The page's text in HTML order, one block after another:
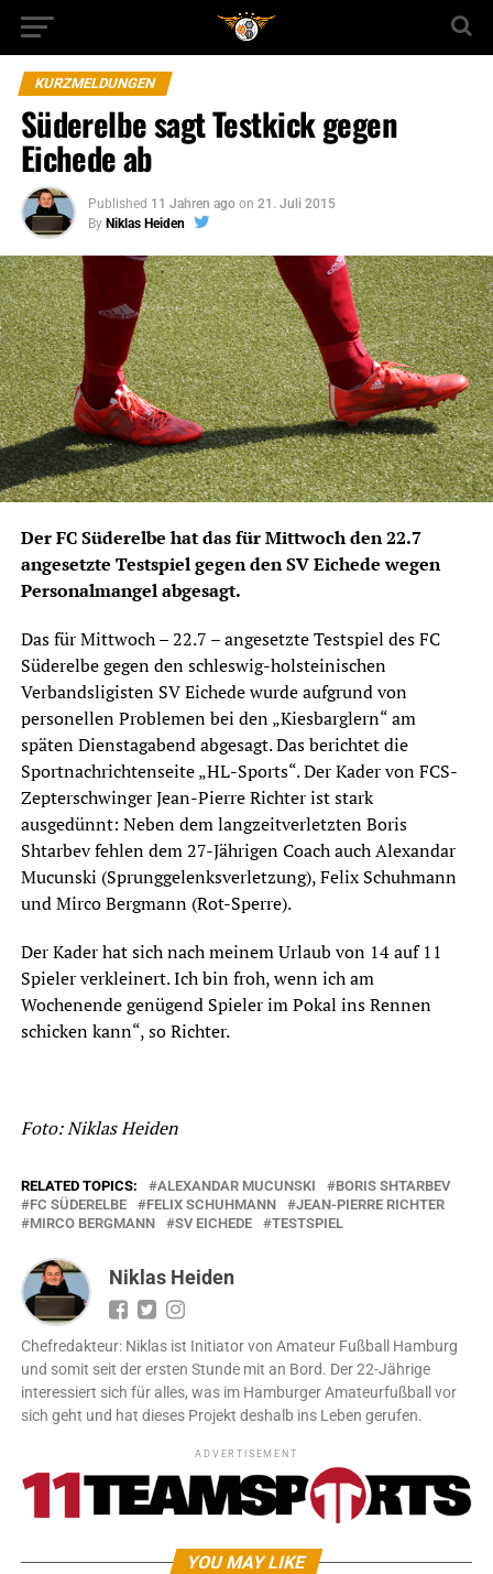
KURZMELDUNGEN
Süderelbe sagt Testkick gegen
Eichede ab
Published 11 Jahren ago on 21. Juli 2015
By Niklas Heiden
Der FC Süderelbe hat das für Mittwoch den 22.7
angesetzte Testspiel gegen den SV Eichede wegen
Personalmangel abgesagt.
Das für Mittwoch – 22.7 – angesetzte Testspiel des FC
Süderelbe gegen den schleswig-holsteinischen
Verbandsligisten SV Eichede wurde aufgrund von
personellen Problemen bei den „Kiesbarglern“ am
späten Dienstagabend abgesagt. Das berichtet die
Sportnachrichtenseite „HL-Sports“. Der Kader von FCS-
Zepterschwinger Jean-Pierre Richter ist stark
ausgedünnt: Neben dem langzeitverletzten Boris
Shtarbev fehlen dem 27-Jährigen Coach auch Alexandar
Mucunski (Sprunggelenksverletzung), Felix Schuhmann
und Mirco Bergmann (Rot-Sperre).
Der Kader hat sich nach meinem Urlaub von 14 auf 11
Spieler verkleinert. Ich bin froh, wenn ich am
Wochenende genügend Spieler im Pokal ins Rennen
schicken kann“, so Richter.
Foto: Niklas Heiden
RELATED TOPICS: ALEXANDAR MUCUNSKI
BORIS SHTARBEV
FC SÜDERELBE
FELIX SCHUHMANN
JEAN-PIERRE RICHTER
MIRCO BERGMANN
SV EICHEDE TESTSPIEL
Niklas Heiden
Chefredakteur: Niklas ist Initiator von Amateur Fußball Hamburg
und somit seit der ersten Stunde mit an Bord. Der 22-Jährige
interessiert sich für alles, was im Hamburger Amateurfußball vor
sich geht und hat dieses Projekt deshalb ins Leben gerufen.
ADVERTISEMENT
YOU MAY LIKE